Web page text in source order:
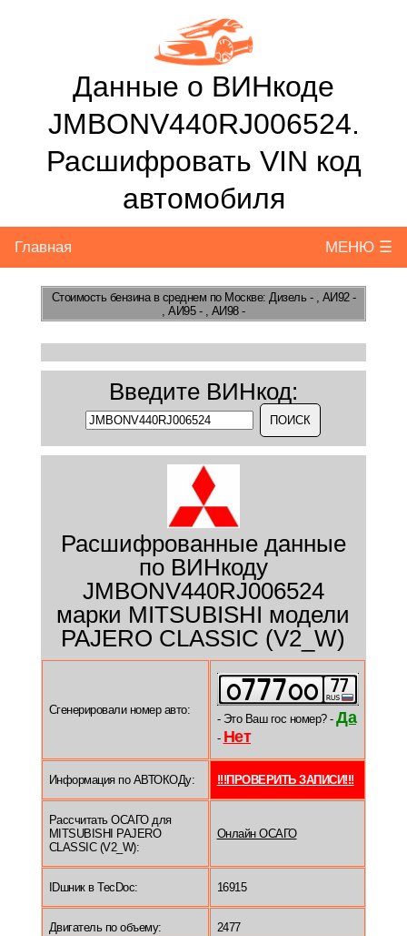
Данные о ВИНкоде
JMBONV440RJ006524.
Расшифровать VIN код
автомобиля
Главная МЕНЮ ☰
Стоимость бензинав среднем по Москве: Дизель - , АИ92 -
, АИ95 - , АИ98 -
Введите ВИНкод:
Расшифрованные данные
по ВИНкоду
JMBONV440RJ006524
марки MITSUBISHI модели
PAJERO CLASSIC (V2_W)
Сгенерировали номер авто:
- Это Ваш гос номер? - Да
- Нет
Информация по АВТОКОДу: !!!ПРОВЕРИТЬ ЗАПИСИ!!!
Рассчитать ОСАГО для
MITSUBISHI PAJERO
CLASSIC (V2_W):
Онлайн ОСАГО
IDшник в TecDoc: 16915
Двигатель по объему: 2477